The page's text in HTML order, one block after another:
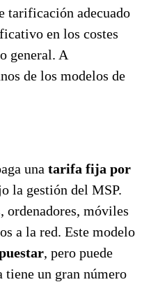
tarificación adecuado
en los costes
general. A
de los modelos de
una tarifa fija por
la gestión del MSP.
ordenadores, móviles
a la red. Este modelo
, pero puede
tiene un gran número